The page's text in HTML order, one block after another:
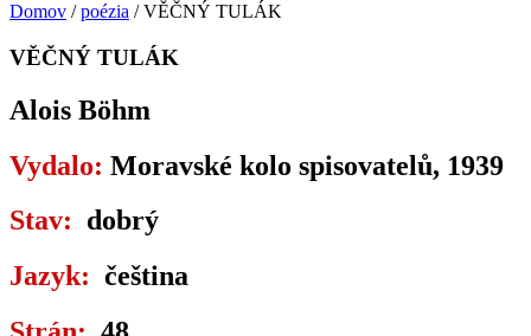
Domov /poézia / VĚČNÝ TULÁK
VĚČNÝ TULÁK
Alois Böhm
Vydalo: Moravské kolo spisovatelů, 1939
Stav: dobrý
Jazyk: čeština